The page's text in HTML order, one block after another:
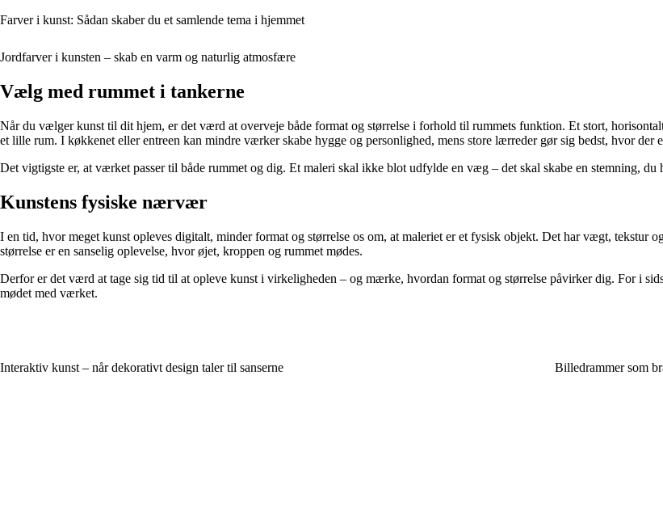
Farver i kunst: Sådan skaber du et samlende tema i hjemmet
Jordfarver i kunsten – skab en varm og naturlig atmosfære
Vælg med rummet i tankerne
Når du vælger kunst til dit hjem, er det værd at overveje både format og størrelse i forhold til rummets funktion. Et stort,
et lille rum. I køkkenet eller entreen kan mindre værker skabe hygge og personlighed, mens store lærreder gør sig bedst, hvor der
Det vigtigste er, at værket passer til både rummet og dig. Et maleri skal ikke blot udfylde en væg – det skal skabe en stemning, du
Kunstens fysiske nærvær
I en tid, hvor meget kunst opleves digitalt, minder format og størrelse os om, at maleriet er et fysisk objekt. Det har vægt, tekstur
størrelse er en sanselig oplevelse, hvor øjet, kroppen og rummet mødes.
Derfor er det værd at tage sig tid til at opleve kunst i virkeligheden – og mærke, hvordan format og størrelse påvirker dig. For i
mødet med værket.
Interaktiv kunst – når dekorativt design taler til sanserne Billedrammer som